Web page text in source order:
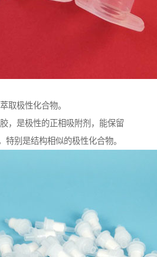
取极性化合物。
，是极性的正相吸附剂，能保留
特别是结构相似的极性化合物。